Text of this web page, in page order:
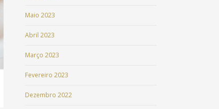
Maio 2023
Abril 2023
Março 2023
Fevereiro 2023
Dezembro 2022